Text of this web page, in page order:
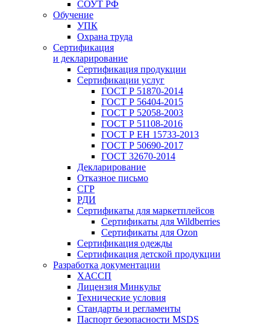
СОУТ РФ
Обучение
УПК
Охрана труда
Сертификация
и декларирование
Сертификация продукции
Сертификации услуг
ГОСТ Р 51870-2014
ГОСТ Р 56404-2015
ГОСТ Р 52058-2003
ГОСТ Р 51108-2016
ГОСТ Р ЕН 15733-2013
ГОСТ Р 50690-2017
ГОСТ 32670-2014
Декларирование
Отказное письмо
СГР
РДИ
Сертификаты для маркетплейсов
Сертификаты для Wildberries
Сертификаты для Ozon
Сертификация одежды
Сертификация детской продукции
Разработка документации
ХАССП
Лицензия Минкульт
Технические условия
Стандарты и регламенты
Паспорт безопасности MSDS